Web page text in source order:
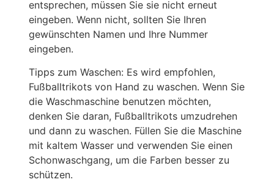
entsprechen, müssen Sie sie nicht erneut
eingeben. Wenn nicht, sollten Sie Ihren
gewünschten Namen und Ihre Nummer
eingeben.
Tipps zum Waschen: Es wird empfohlen,
Fußballtrikots von Hand zu waschen. Wenn Sie
die Waschmaschine benutzen möchten,
denken Sie daran, Fußballtrikots umzudrehen
und dann zu waschen. Füllen Sie die Maschine
mit kaltem Wasser und verwenden Sie einen
Schonwaschgang, um die Farben besser zu
schützen.